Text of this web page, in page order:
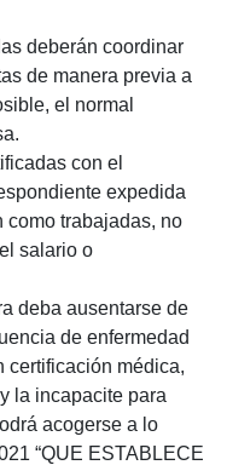
deberán coordinar
de manera previa a
el normal
con el
expedida
como trabajadas, no
salario o
deba ausentarse de
de enfermedad
certificación médica,
la incapacite para
acogerse a lo
“QUE ESTABLECE